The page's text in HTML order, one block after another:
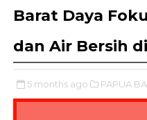
Barat Daya
dan Air Bersih
5 months ago PAPUA